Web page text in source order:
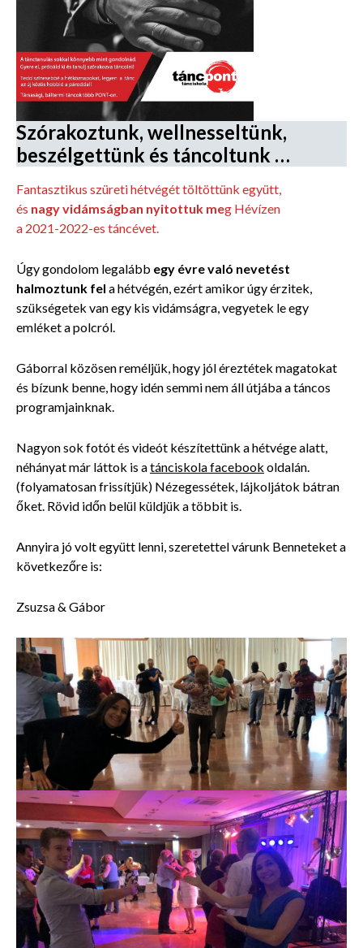
Szórakoztunk, wellnesseltünk,
beszélgettünk és táncoltunk …
Fantasztikus szüreti hétvégét töltöttünk együtt,
és nagy vidámságban nyitottuk meg Hévízen
a 2021-2022-es táncévet.
Úgy gondolom legalább egy évre való nevetést
halmoztunk fel a hétvégén, ezért amikor úgy érzitek,
szükségetek van egy kis vidámságra, vegyetek le egy
emléket a polcról.
Gáborral közösen reméljük, hogy jól éreztétek magatokat
és bízunk benne, hogy idén semmi nem áll útjába a táncos
programjainknak.
Nagyon sok fotót és videót készítettünk a hétvége alatt,
néhányat már láttok is atánciskola facebook oldalán.
(folyamatosan frissítjük) Nézegessétek, lájkoljátok bátran
őket. Rövid időn belül küldjük a többit is.
Annyira jó volt együtt lenni, szeretettel várunk Benneteket a
következőre is:
Zsuzsa & Gábor